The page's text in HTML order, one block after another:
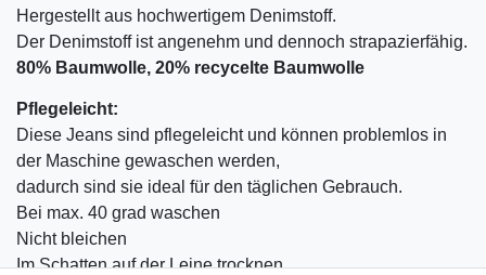
Hergestellt aus hochwertigem Denimstoff.
Der Denimstoff ist angenehm und dennoch strapazierfähig.
80% Baumwolle, 20% recycelte Baumwolle
Pflegeleicht:
Diese Jeans sind pflegeleicht und können problemlos in
der Maschine gewaschen werden,
dadurch sind sie ideal für den täglichen Gebrauch.
Bei max. 40 grad waschen
Nicht bleichen
Im Schatten auf der Leine trocknen